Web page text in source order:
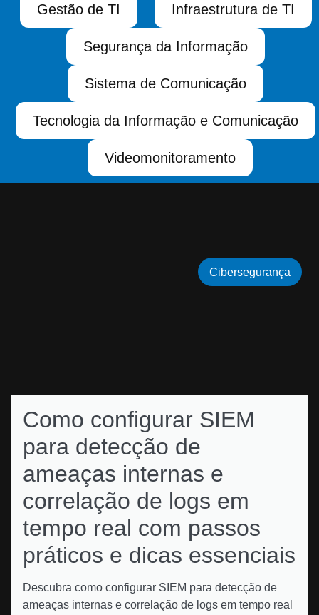
Gestão de TI Infraestrutura de TI
Segurança da Informação
Sistema de Comunicação
Tecnologia da Informação e Comunicação
Videomonitoramento
Como configurar SIEM
para detecção de
ameaças internas e
correlação de logs em
tempo real com passos
práticos e dicas essenciais
Descubra como configurar SIEM para detecção de
ameaças internas e correlação de logs em tempo real
Cibersegurança